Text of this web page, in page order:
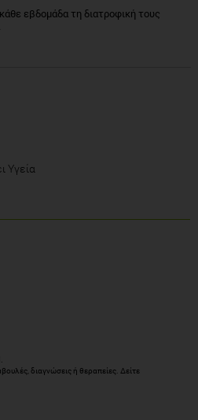
εβδομάδα τη διατροφική τους
Υγεία
διαγνώσεις ή θεραπείες. Δείτε